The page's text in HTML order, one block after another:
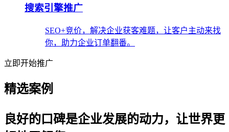
搜索引擎推广
SEO+竞价，解决企业获客难题，让客户主动来找
你，助力企业订单翻番。
立即开始推广
精选案例
良好的口碑是企业发展的动力，让世界更